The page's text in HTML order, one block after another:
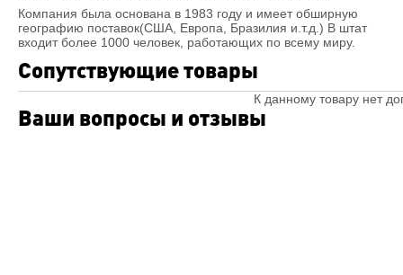
Компания была основана в 1983 году и имеет обширную
географию поставок(США, Европа, Бразилия и.т.д.) В штат
входит более 1000 человек, работающих по всему миру.
Сопутствующие товары
К данному товару нет
Ваши вопросы и отзывы